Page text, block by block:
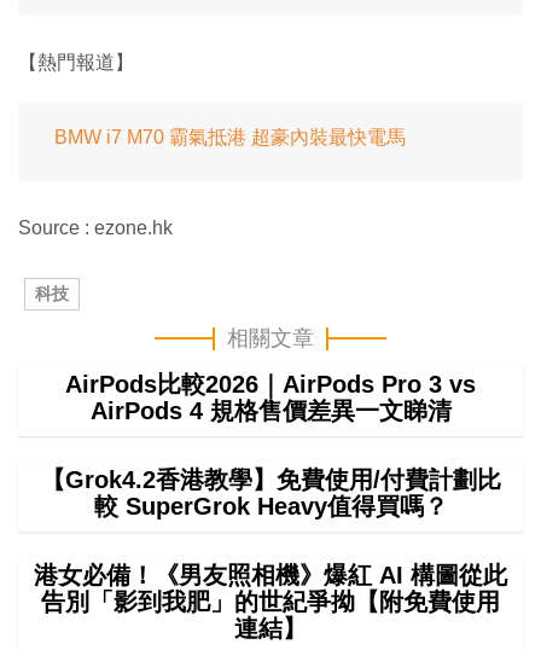
【熱門報道】
BMW i7 M70 霸氣抵港 超豪內裝最快電馬
Source : ezone.hk
科技
相關文章
AirPods比較2026｜AirPods Pro 3 vs
AirPods 4 規格售價差異一文睇清
【Grok4.2香港教學】免費使用/付費計劃比
較 SuperGrok Heavy值得買嗎？
港女必備！《男友照相機》爆紅 AI 構圖從此
告別「影到我肥」的世紀爭拗【附免費使用
連結】